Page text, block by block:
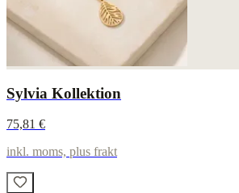
Sylvia Kollektion
75,81 €
inkl. moms, plus frakt